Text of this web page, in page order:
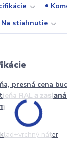
Na stiahnutie
presná cena
RAL a
náter